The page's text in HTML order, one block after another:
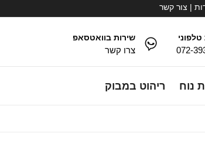
| צור קשר
072-
שירות בוואטסאפ
צרו קשר
נוח ריהוט במבוק